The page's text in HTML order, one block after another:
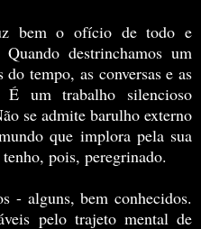
bem o ofício de todo e
destrinchamos um
tempo, as conversas e as
É um trabalho silencioso
se admite barulho externo
que implora pela sua
pois, peregrinado.
- alguns, bem conhecidos.
pelo trajeto mental de